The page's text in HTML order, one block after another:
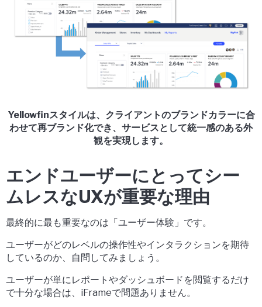
Yellowfinスタイルは、クライアントのブランドカラーに合
わせて再ブランド化でき、サービスとして統一感のある外
観を実現します。
エンドユーザーにとってシー
ムレスなUXが重要な理由
最終的に最も重要なのは「ユーザー体験」です。
ユーザーがどのレベルの操作性やインタラクションを期待
しているのか、自問してみましょう。
ユーザーが単にレポートやダッシュボードを閲覧するだけ
で十分な場合は、 iFrameで問題ありません。